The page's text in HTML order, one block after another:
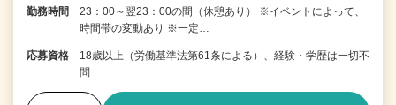
勤務時間
23：00～翌23：00の間（休憩あり） ※イベントによって、
時間帯の変動あり ※一定…
応募資格
18歳以上（労働基準法第61条による）、経験・学歴は一切不
問